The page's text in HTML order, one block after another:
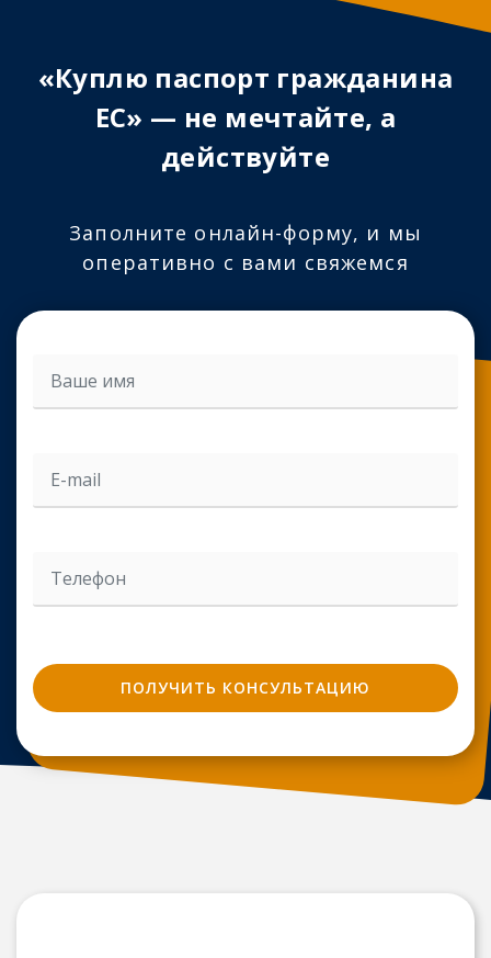
«Куплю паспорт гражданина
ЕС» — не мечтайте, а
действуйте
Заполните онлайн-форму, и мы
оперативно с вами свяжемся